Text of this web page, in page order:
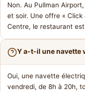
Non. Au Pullman
et soir. Une offre « Click
Centre, le restaurant
Y a-t-il une navette
Oui, une navette
vendredi, de 8h à 20h,